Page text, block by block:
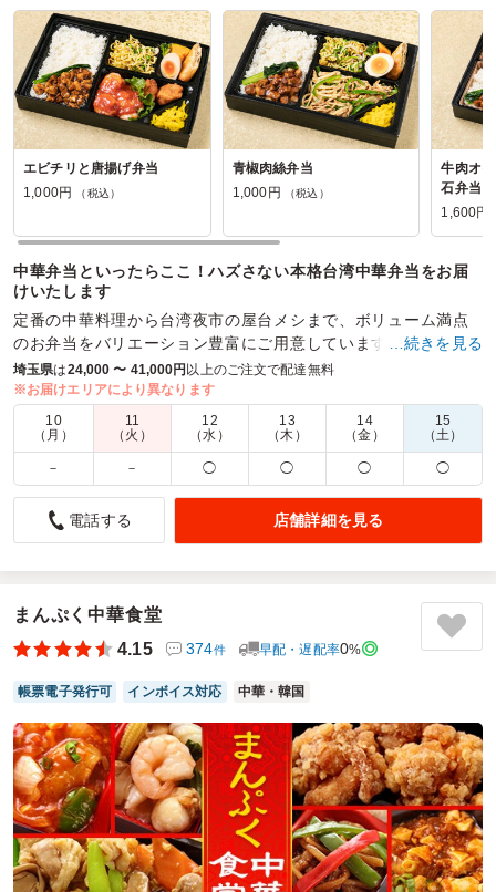
エビチリと唐揚げ弁当
1,000円
（税込）
青椒肉絲弁当
1,000円
（税込）
牛肉オ
石弁当
1,600円
中華弁当といったらここ！ハズさない本格台湾中華弁当をお届
けいたします
定番の中華料理から台湾夜市の屋台メシまで、ボリューム満点
のお弁当をバリエーション豊富にご用意しています。
商品数： 36 締切日時： 1日前17:00 価格帯： 1,000円～1,600円
配達時間： 10:00～20:00
このお弁当は、見た目の彩りが美しく、開けた瞬間に気分が
明るくなりました。味付けも優しく、どのおかずも丁寧に作
られていて、心がこもっているのが伝わってきます。特に副
いポイントでした。食べ終わったあとも満足感があり、午後
からも元気に頑張れそうです。
参加者の年齢：30代～40代男女比：男性多め
埼玉県入間郡三芳町北永井2025/07/18
台北ごはんの口コミをもっと見る
…続きを見る
埼玉県は24,000 〜 41,000円以上のご注文で配達無料
※お届けエリアにより異なります
10
（月）
11
（火）
12
（水）
13
（木）
14
（金）
15
（土）
－ － ◯ ◯ ◯ ◯
電話する 店舗詳細を見る
まんぷく中華食堂
4.15
374件 早配・遅配率0%
帳票電子発行可 インボイス対応 中華・韓国